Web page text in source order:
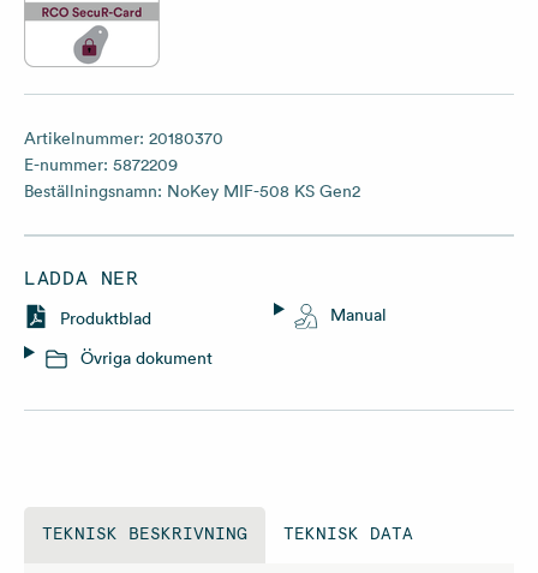
Artikelnummer: 20180370
E-nummer: 5872209
Beställningsnamn: NoKey MIF-508 KS Gen2
LADDA NER
Produktblad
Manual
Övriga dokument
TEKNISK BESKRIVNING TEKNISK DATA